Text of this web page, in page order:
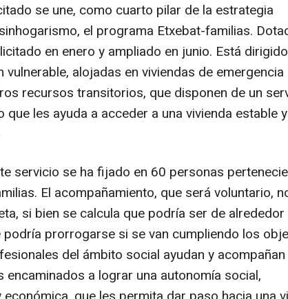
se une, como cuarto pilar de la estrategia
el programa Etxebat-familias.
en enero y ampliado en junio. Está
alojadas en viviendas de emergencia
recursos transitorios, que disponen de un
que les ayuda a acceder a una vivienda estable
servicio se ha fijado en 60 personas
El acompañamiento, que será voluntario,
si bien se calcula que podría ser de
podría prorrogarse si se van cumpliendo los
del ámbito social ayudan y
a lograr una autonomía social,